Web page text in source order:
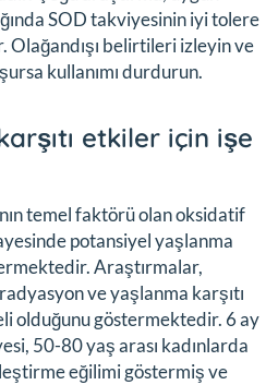
SOD takviyesinin iyi tolere
belirtileri izleyin ve
kullanımı durdurun.
etkiler için işe
temel faktörü olan oksidatif
potansiyel yaşlanma
Araştırmalar,
ve yaşlanma karşıtı
olduğunu göstermektedir. 6 ay
50-80 yaş arası kadınlarda
eğilimi göstermiş ve